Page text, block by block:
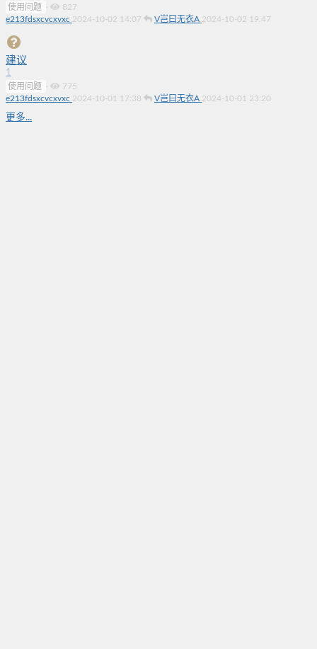
使用问题 ·
827
e213fdsxcvcxvxc 2024-10-02 14:07 V岂曰无衣A 2024-10-02 19:47
建议
1
使用问题 ·
775
e213fdsxcvcxvxc 2024-10-01 17:38 V岂曰无衣A 2024-10-01 23:20
更多...